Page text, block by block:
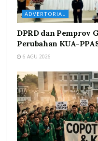
ADVERTORIAL
DPRD dan Pemprov
Perubahan KUA-
6 AGU 2026